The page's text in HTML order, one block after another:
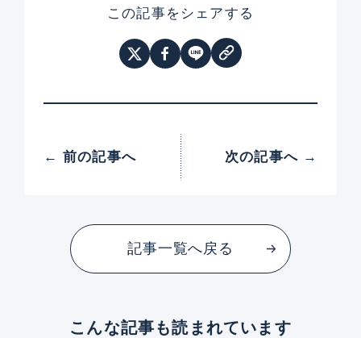
この記事をシェアする
← 前の記事へ 次の記事へ →
記事一覧へ戻る
こんな記事も読まれています